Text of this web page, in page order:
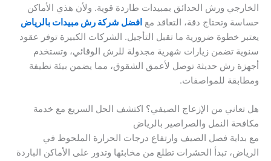
الخارجي ورش الحدائق بمبيدات طاردة قوية. ولأن هذي الأماكن
حساسة وتحتاج دقة، التعاقد مع افضل شركة رش مبيدات بالرياض
يعتبر خطوة ضرورية ما تقبل التأجيل. الشركات الكبيرة توفر عقود
سنوية تضمن زيارات شهرية مجدولة للرش الوقائي، وتستخدم
أجهزة رش حديثة توصل لأعمق الشقوق، مما يضمن بيئة نظيفة
ومطابقة للمواصفات.
هل تعاني من الإزعاج الصيفي؟ اكتشف الحل السريع مع خدمة
مكافحة النمل والصراصير بالرياض
مع بداية فصل الصيف وارتفاع درجات الحرارة الملحوظ في
الرياض، تبدأ الحشرات تطلع من مخابئها وتدور على الأماكن الباردة